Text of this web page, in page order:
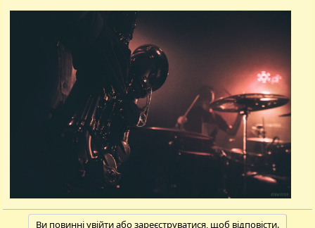
Ви повинні увійти або зареєструватися, щоб відповісти.